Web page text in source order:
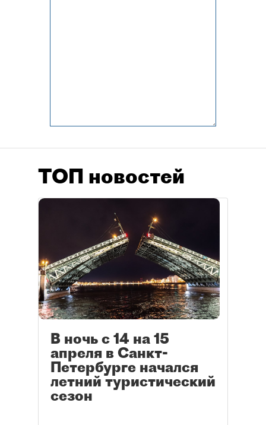
ТОП новостей
В ночь с 14 на 15
апреля в Санкт-
Петербурге начался
летний туристический
сезон